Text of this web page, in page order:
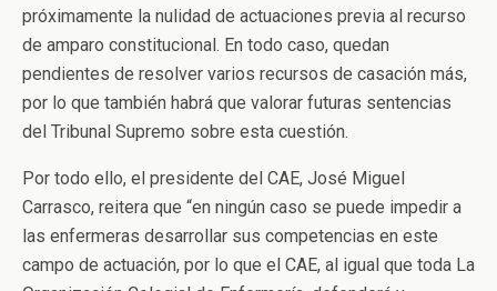
próximamente la nulidad de actuaciones previa al recurso
de amparo constitucional. En todo caso, quedan
pendientes de resolver varios recursos de casación más,
por lo que también habrá que valorar futuras sentencias
del Tribunal Supremo sobre esta cuestión.
Por todo ello, el presidente del CAE, José Miguel
Carrasco, reitera que “en ningún caso se puede impedir a
las enfermeras desarrollar sus competencias en este
campo de actuación, por lo que el CAE, al igual que toda La